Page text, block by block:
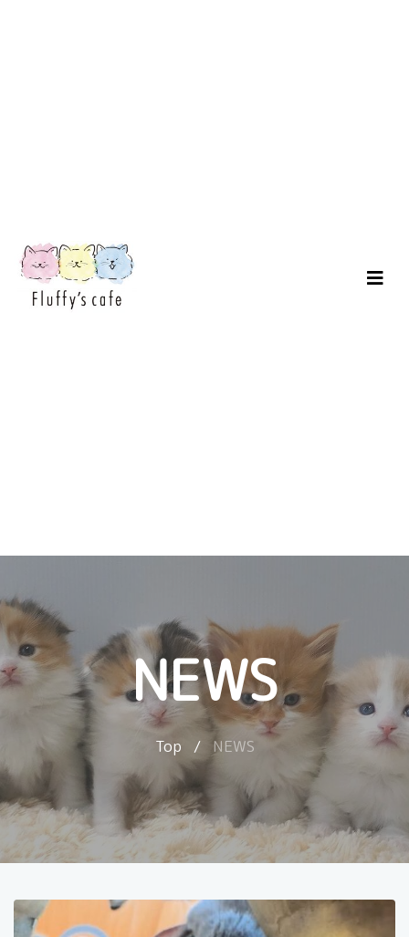
NEWS
Top / NEWS